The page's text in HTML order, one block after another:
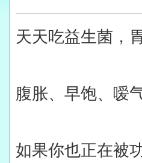
天天吃益生菌，
腹胀、早饱、嗳
如果你也正在被